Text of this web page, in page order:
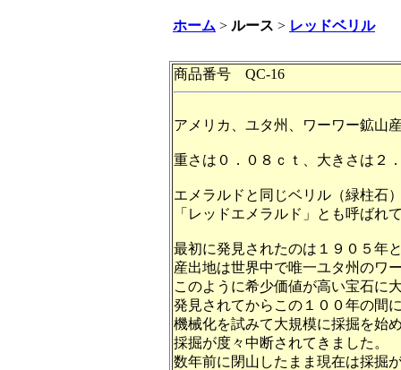
ホーム > ルース > レッドベリル
商品番号 QC-16
アメリカ、ユタ州、ワーワー鉱山
重さは０．０８ｃｔ、大きさは２
エメラルドと同じベリル（緑柱石
「レッドエメラルド」とも呼ばれ
最初に発見されたのは１９０５年
産出地は世界中で唯一ユタ州のワ
このように希少価値が高い宝石に
発見されてからこの１００年の間
機械化を試みて大規模に採掘を始
採掘が度々中断されてきました。
数年前に閉山したまま現在は採掘